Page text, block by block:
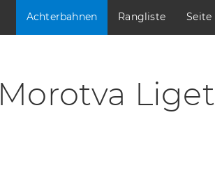
Achterbahnen Rangliste Seite
Morotva Liget